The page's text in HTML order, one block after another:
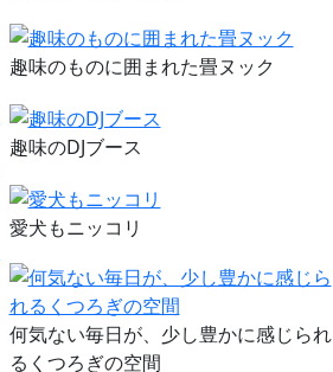
趣味のものに囲まれた畳ヌック
趣味のDJブース
愛犬もニッコリ
何気ない毎日が、少し豊かに感じられ
るくつろぎの空間